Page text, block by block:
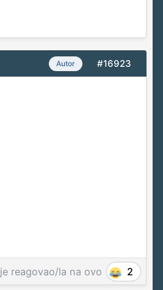
Autor #16923
je reagovao/la na ovo 2